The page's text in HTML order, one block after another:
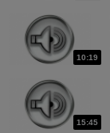
10:19
15:45